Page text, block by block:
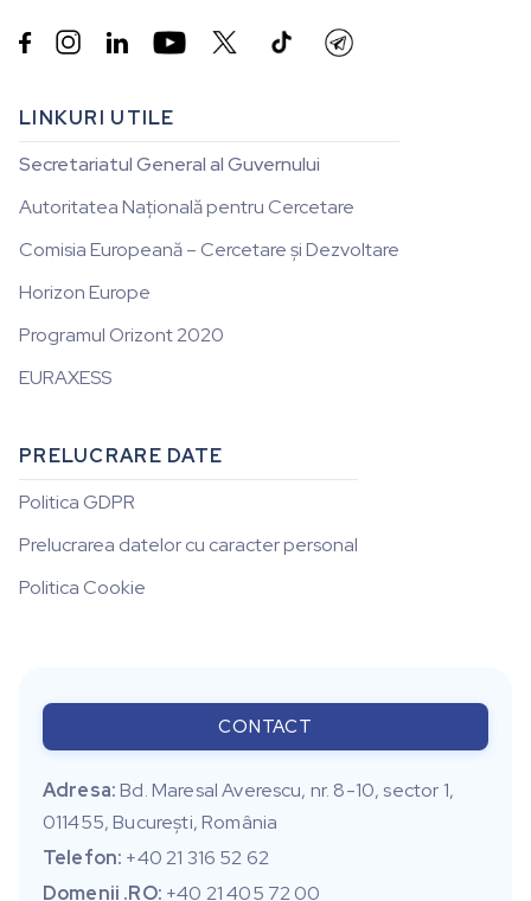
 
LINKURI UTILE
Secretariatul General al Guvernului
Autoritatea Națională pentru Cercetare
Comisia Europeană – Cercetare și Dezvoltare
Horizon Europe
Programul Orizont 2020
EURAXESS
PRELUCRARE DATE
Politica GDPR
Prelucrarea datelor cu caracter personal
Politica Cookie
CONTACT
Adresa:Bd. Maresal Averescu, nr. 8-10, sector 1,
011455, Bucureşti, România
Telefon: +40 21 316 52 62
Domenii .RO: +40 21 405 72 00